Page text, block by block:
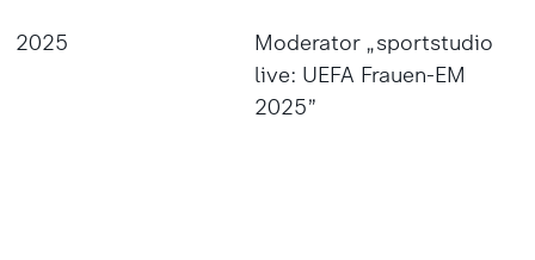
2025
Moderator „sportstudio
live: UEFA Frauen-EM
2025”